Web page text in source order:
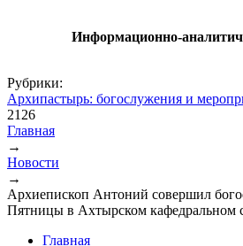
Информационно-
Рубрики:
Архипастырь: богослужения и
2126
Вы здесь
Главная
→
Новости
→
Архиепископ Антоний совершил
Пятницы в Ахтырском кафедральном
Главная